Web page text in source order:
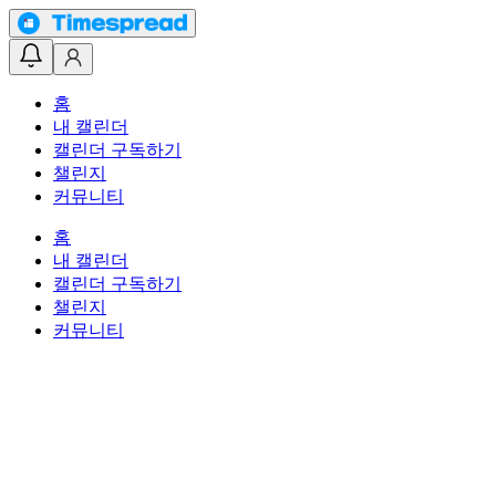
홈
내 캘린더
캘린더 구독하기
챌린지
커뮤니티
홈
내 캘린더
캘린더 구독하기
챌린지
커뮤니티